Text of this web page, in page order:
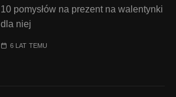
10 pomysłów na prezent na walentynki
dla niej
6 LAT TEMU